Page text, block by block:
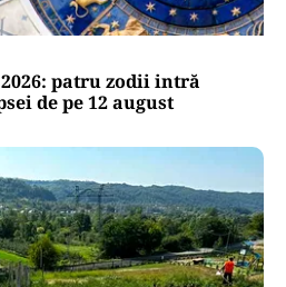
patru zodii intră
de pe 12 august